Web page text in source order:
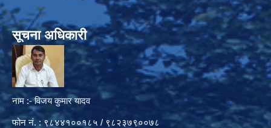
सूचना अधिकारी
नाम :- विजय कुमार यादव
फोन नं. : ९८४४१००१८५ / ९८२३७९००७८